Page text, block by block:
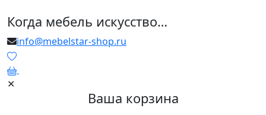
Когда мебель искусство…
info@mebelstar-shop.ru
✕
Ваша корзина